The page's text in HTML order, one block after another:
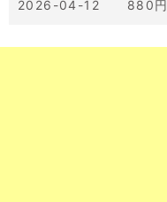
2026-04-12 880円